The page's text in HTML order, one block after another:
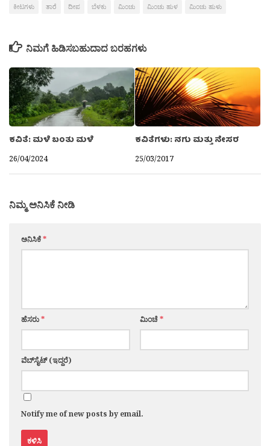
ಕೀಟಗಳು ತಾರೆ ದೀಪ ಬೆಳಕು ಮಿಂಚು ಮಿಂಚು ಹುಳ ಮಿಂಚು ಹುಳು
ನಿಮಗೆ ಹಿಡಿಸಬಹುದಾದ ಬರಹಗಳು
ಕವಿತೆ: ಮಳೆ ಬಂತು ಮಳೆ
26/04/2024
ಕವಿತೆಗಳು: ನಗು ಮತ್ತು ನೇಸರ
25/03/2017
ನಿಮ್ಮ ಅನಿಸಿಕೆ ನೀಡಿ
ಅನಿಸಿಕೆ*
ಹೆಸರು* ಮಿಂಚೆ*
ವೆಬ್‌ಸೈಟ್ (ಇದ್ದರೆ)
Notify me of new posts by email.